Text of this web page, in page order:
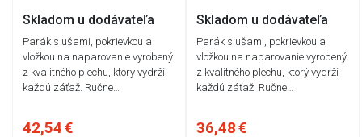
Skladom u dodávateľa
Parák s ušami, pokrievkou a
vložkou na naparovanie vyrobený
z kvalitného plechu, ktorý vydrží
každú záťaž. Ručne…
42,54 €
Skladom u dodávateľa
Parák s ušami, pokrievkou a
vložkou na naparovanie vyrobený
z kvalitného plechu, ktorý vydrží
každú záťaž. Ručne…
36,48 €